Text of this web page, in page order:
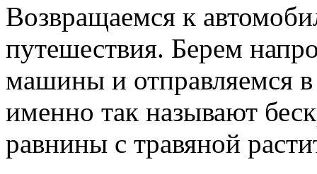
Возвращаемся к
путешествия. Берем
машины и отправляемся
именно так называют
равнины с травяной